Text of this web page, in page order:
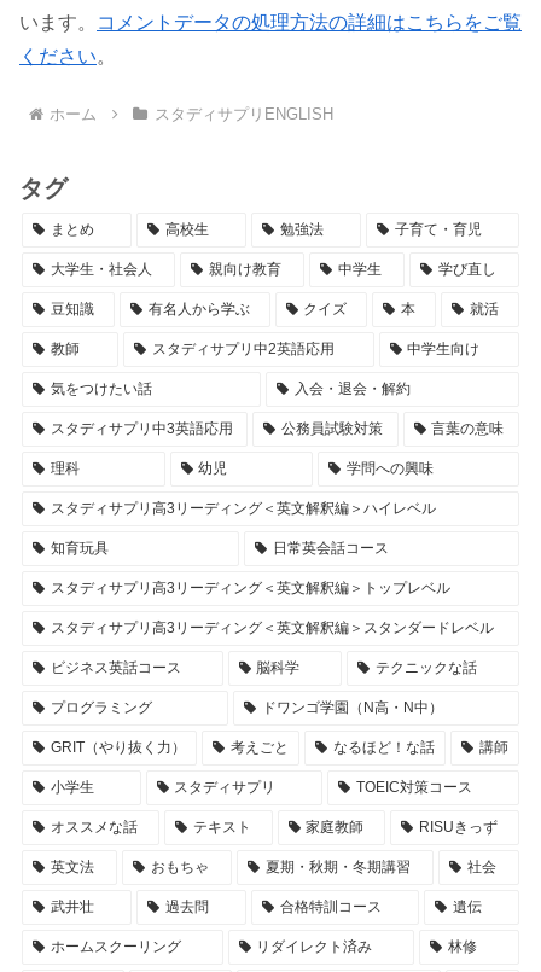
います。
コメントデータの処理方法の詳細はこちらをご覧
ください。
ホーム スタディサプリENGLISH
タグ
まとめ 高校生 勉強法 子育て・育児
大学生・社会人 親向け教育 中学生 学び直し
豆知識 有名人から学ぶ クイズ 本 就活
教師 スタディサプリ中2英語応用 中学生向け
気をつけたい話 入会・退会・解約
スタディサプリ中3英語応用 公務員試験対策 言葉の意味
理科 幼児 学問への興味
スタディサプリ高3リーディング＜英文解釈編＞ハイレベル
知育玩具 日常英会話コース
スタディサプリ高3リーディング＜英文解釈編＞トップレベル
スタディサプリ高3リーディング＜英文解釈編＞スタンダードレベル
ビジネス英話コース 脳科学 テクニックな話
プログラミング ドワンゴ学園（N高・N中）
GRIT（やり抜く力） 考えごと なるほど！な話 講師
小学生 スタディサプリ TOEIC対策コース
オススメな話 テキスト 家庭教師 RISUきっず
英文法 おもちゃ 夏期・秋期・冬期講習 社会
武井壮 過去問 合格特訓コース 遺伝
ホームスクーリング リダイレクト済み 林修